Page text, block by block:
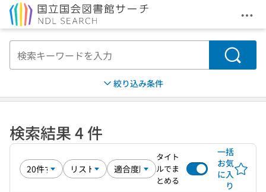
メ
検索
絞り込み条件
検索結果 4 件
タイト
ルでま
とめる
一括
お気
に入
り